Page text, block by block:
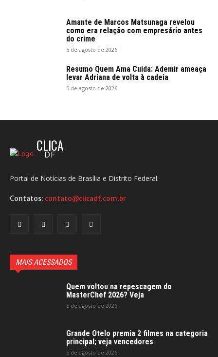
Amante de Marcos Matsunaga revelou
como era relação com empresário antes
do crime
5 de agosto de 2026
Resumo Quem Ama Cuida: Ademir ameaça
levar Adriana de volta à cadeia
5 de agosto de 2026
CLICA
DF
Portal de Notícias de Brasília e Distrito Federal.
Contatos: contato@clicadf.com.br
MAIS ACESSADOS
Quem voltou na repescagem do
MasterChef 2026? Veja
5 de agosto de 2026
Grande Otelo premia 2 filmes na categoria
principal; veja vencedores
5 de agosto de 2026